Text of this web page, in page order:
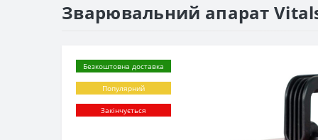
Зварювальний апарат
Безкоштовна доставка
Популярний
Закінчується